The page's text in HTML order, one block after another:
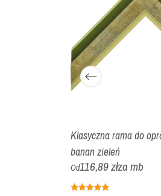
Klasyczna rama do
banan zieleń
Od116,89 złza mb